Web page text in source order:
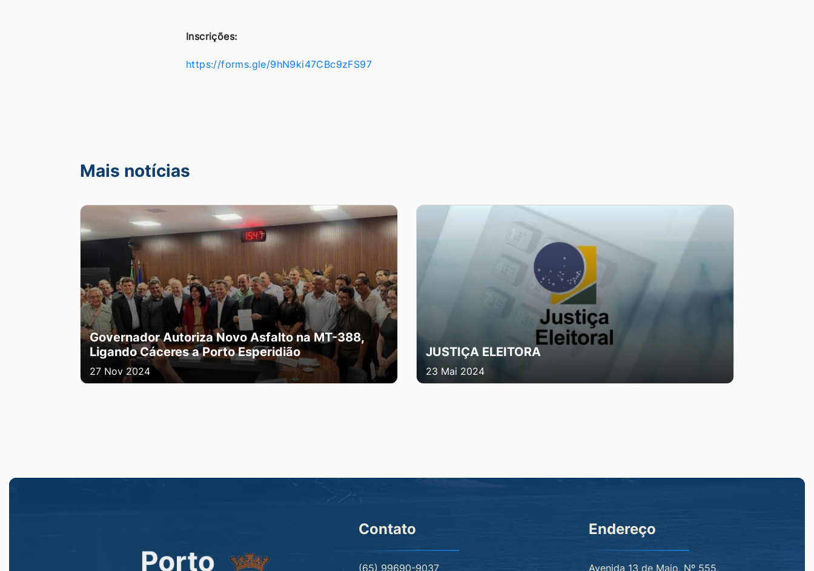
Inscrições:
https://forms.gle/9hN9ki47CBc9zFS97
Mais notícias
Governador Autoriza Novo Asfalto na MT-388,
Ligando Cáceres a Porto Esperidião
27 Nov 2024
JUSTIÇA ELEITORA
23 Mai 2024
Contato
(65) 99690-9037
Endereço
Avenida 13 de Maio, Nº 555,